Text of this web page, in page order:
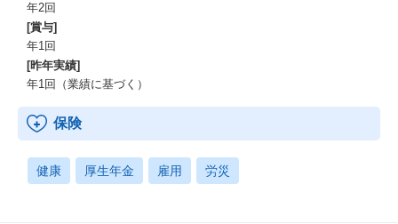
「知見と、挑戦をつなぐ」というミッションを実現するために、
まだまだ私達がやれることは無限にあり、これからも挑戦者とし
て、
試行錯誤しながらプロダクトを改善し、新しいマーケットを創っ
ていきます。
【大事にしている7つのバリュー】
初めから世界を見よう < Think big and global >
一流であることにこだわる < Commit to Excellence>
圧倒的な一番になる < Be the Absolute Leader >
年2回
[賞与]
年1回
[昨年実績]
年1回（業績に基づく）
保険
健康 厚生年金 雇用 労災